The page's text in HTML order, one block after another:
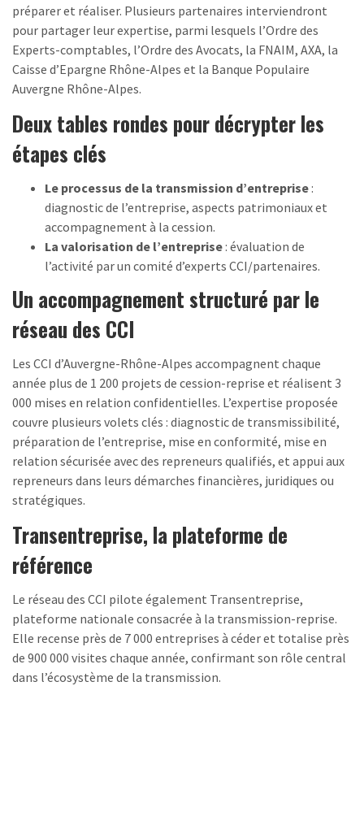
préparer et réaliser. Plusieurs partenaires interviendront
pour partager leur expertise, parmi lesquels l’Ordre des
Experts-comptables, l’Ordre des Avocats, la FNAIM, AXA, la
Caisse d’Epargne Rhône-Alpes et la Banque Populaire
Auvergne Rhône-Alpes.
Deux tables rondes pour décrypter les
étapes clés
Le processus de la transmission d’entreprise :
diagnostic de l’entreprise, aspects patrimoniaux et
accompagnement à la cession.
La valorisation de l’entreprise : évaluation de
l’activité par un comité d’experts CCI/partenaires.
Un accompagnement structuré par le
réseau des CCI
Les CCI d’Auvergne-Rhône-Alpes accompagnent chaque
année plus de 1 200 projets de cession-reprise et réalisent 3
000 mises en relation confidentielles. L’expertise proposée
couvre plusieurs volets clés : diagnostic de transmissibilité,
préparation de l’entreprise, mise en conformité, mise en
relation sécurisée avec des repreneurs qualifiés, et appui aux
repreneurs dans leurs démarches financières, juridiques ou
stratégiques.
Transentreprise, la plateforme de
référence
Le réseau des CCI pilote également Transentreprise,
plateforme nationale consacrée à la transmission-reprise.
Elle recense près de 7 000 entreprises à céder et totalise près
de 900 000 visites chaque année, confirmant son rôle central
dans l’écosystème de la transmission.